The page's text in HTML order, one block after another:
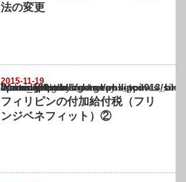
法の変更
2015-11-19
Warning
: Undefined array key "show_category" in
/home/netst/kuno-cpa.co.jp/public_html/philippines_blog/wp-content/themes/
on line183
フィリピンの付加給付税（フリ
ンジベネフィット）②